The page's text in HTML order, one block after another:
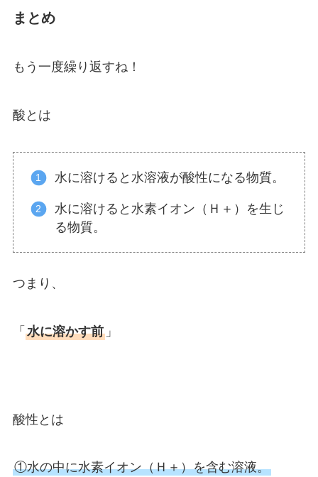
まとめ
もう一度繰り返すね！
酸とは
水に溶けると水溶液が酸性になる物質。
水に溶けると水素イオン（Ｈ＋）を生じ
る物質。
つまり、
「 水に溶かす前」
酸性とは
①水の中に水素イオン（Ｈ＋）を含む溶液。